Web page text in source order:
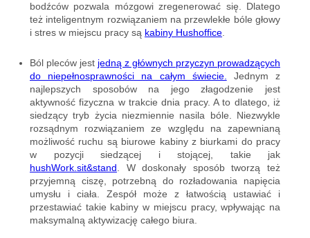
bodźców pozwala mózgowi zregenerować się. Dlatego
też inteligentnym rozwiązaniem na przewlekłe bóle głowy
i stres w miejscu pracy są kabiny Hushoffice.
Ból pleców jest jedną z głównych przyczyn prowadzących
do niepełnosprawności na całym świecie. Jednym z
najlepszych sposobów na jego złagodzenie jest
aktywność fizyczna w trakcie dnia pracy. A to dlatego, iż
siedzący tryb życia niezmiennie nasila bóle. Niezwykle
rozsądnym rozwiązaniem ze względu na zapewnianą
możliwość ruchu są biurowe kabiny z biurkami do pracy
w pozycji siedzącej i stojącej, takie jak
hushWork.sit&stand. W doskonały sposób tworzą też
przyjemną ciszę, potrzebną do rozładowania napięcia
umysłu i ciała. Zespół może z łatwością ustawiać i
przestawiać takie kabiny w miejscu pracy, wpływając na
maksymalną aktywizację całego biura.